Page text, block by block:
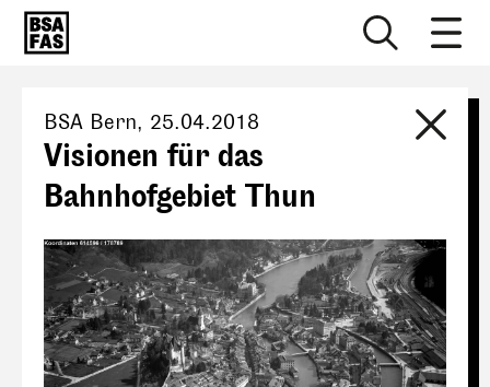
BSA Bern, 25.04.2018
Visionen für das
Bahnhofgebiet Thun